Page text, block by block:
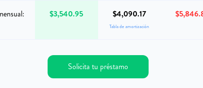
$3,540.95 $4,090.17
Tabla de amortización
Solicita tu préstamo